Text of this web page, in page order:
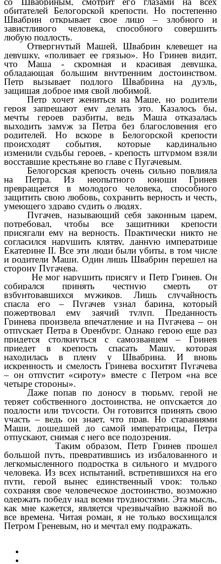
обитателей Белогорской крепости. Но постепенно
Швабрин открывает свое лицо – злобного и
завистливого человека, способного совершить
любую подлость.
Отвергнутый Машей, Швабрин клевещет на
девушку, «поливает ее грязью». Но Гринев видит,
что Маша - скромная и красивая девушка,
обладающая большим внутренним достоинством.
Петр вызывает подлого Швабрина на дуэль,
защищая доброе имя свой любимой.
Петр хочет жениться на Маше, но родители
героя запрещают ему делать это. Казалось бы,
мечты героев разбиты, ведь Маша отказалась
выходить замуж за Петра без благословения его
родителей. Но вскоре в Белогорской крепости
происходят события, которые кардинально
изменили судьбы героев, - крепость штурмом взяли
восставшие крестьяне во главе с Пугачевым.
Белогорская крепость очень сильно повлияла
на Петра. Из неопытного юноши Гринев
превращается в молодого человека, способного
защитить свою любовь, сохранить верность и честь,
умеющего здраво судить о людях.
Пугачев, называющий себя законным царем,
потребовал, чтобы все защитники крепости
присягали ему на верность. Практически никто не
согласился нарушить клятву, данную императрице
Екатерине II. Все эти люди были убиты, в том числе
и родители Маши. Один лишь Швабрин перешел на
сторону Пугачева.
Не мог нарушить присягу и Петр Гринев. Он
собирался принять честную смерть от
взбунтовавшихся мужиков. Лишь случайность
спасла его – Пугачев узнал барина, который
пожертвовал ему заячий тулуп. Преданность
Гринева произвела впечатление и на Пугачева – он
отпускает Петра в Оренбург. Однако герою еще раз
придется столкнуться с самозванцем – Гринев
приедет в крепость спасать Машу, которая
находилась в плену у Швабрина. И вновь
искренность и смелость Гринева восхитят Пугачева
– он отпустит «сироту» вместе с Петром «на все
четыре стороны».
Даже попав по доносу в тюрьму, герой не
теряет собственного достоинства, не опускается до
подлости или трусости. Он готовится принять свою
участь – ведь он знает, что прав. Но стараниями
Маши, дошедшей до самой императрицы, Петра
отпускают, снимая с него все подозрения.
Таким образом, Петр Гринев прошел
большой путь, превратившись из избалованного и
легкомысленного подростка в сильного и мудрого
человека. Из всех испытаний, встретившихся на его
пути, герой вынес единственный урок: только
сохраняя свое человеческое достоинство, возможно
одержать победу над всеми трудностями. Эта мысль,
как мне кажется, является чрезвычайно важной во
все времена. Читая роман, я не только восхищался
Петром Греневым, но и мечтал ему подражать.